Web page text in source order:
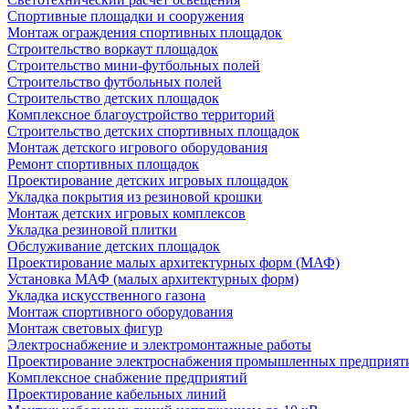
Спортивные площадки и сооружения
Монтаж ограждения спортивных площадок
Строительство воркаут площадок
Строительство мини-футбольных полей
Строительство футбольных полей
Строительство детских площадок
Комплексное благоустройство территорий
Строительство детских спортивных площадок
Монтаж детского игрового оборудования
Ремонт спортивных площадок
Проектирование детских игровых площадок
Укладка покрытия из резиновой крошки
Монтаж детских игровых комплексов
Укладка резиновой плитки
Обслуживание детских площадок
Проектирование малых архитектурных форм (МАФ)
Установка МАФ (малых архитектурных форм)
Укладка искусственного газона
Монтаж спортивного оборудования
Монтаж световых фигур
Электроснабжение и электромонтажные работы
Проектирование электроснабжения промышленных
Комплексное снабжение предприятий
Проектирование кабельных линий